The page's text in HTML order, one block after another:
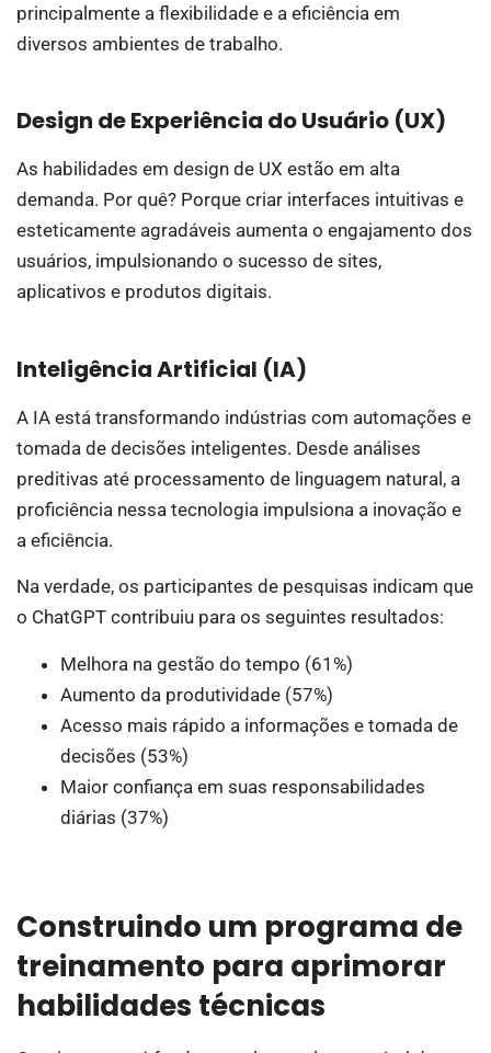
principalmente a flexibilidade e a eficiência em
diversos ambientes de trabalho.
Design de Experiência do Usuário (UX)
As habilidades em design de UX estão em alta
demanda. Por quê? Porque criar interfaces intuitivas e
esteticamente agradáveis aumenta o engajamento dos
usuários, impulsionando o sucesso de sites,
aplicativos e produtos digitais.
Inteligência Artificial (IA)
A IA está transformando indústrias com automações e
tomada de decisões inteligentes. Desde análises
preditivas até processamento de linguagem natural, a
proficiência nessa tecnologia impulsiona a inovação e
a eficiência.
Na verdade, os participantes de pesquisas indicam que
o ChatGPT contribuiu para os seguintes resultados:
Melhora na gestão do tempo (61%)
Aumento da produtividade (57%)
Acesso mais rápido a informações e tomada de
decisões (53%)
Maior confiança em suas responsabilidades
diárias (37%)
Construindo um programa de
treinamento para aprimorar
habilidades técnicas